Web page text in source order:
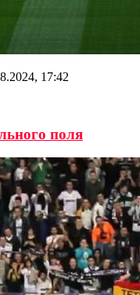
17:42
поля